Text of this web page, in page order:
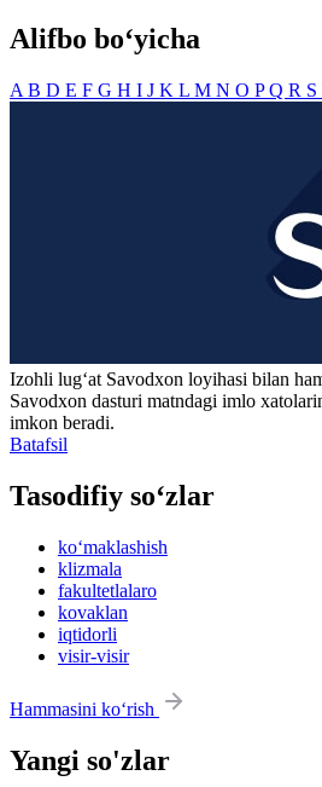
Alifbo bo‘yicha
A B D E F G H I J K L M N O PQ R S
Izohli lugʻat Savodxon loyihasi bilan
Savodxon dasturi matndagi imlo
imkon beradi.
Batafsil
Tasodifiy so‘zlar
ko‘maklashish
klizmala
fakultetlalaro
kovaklan
iqtidorli
visir-visir
Hammasini ko‘rish
Yangi so'zlar